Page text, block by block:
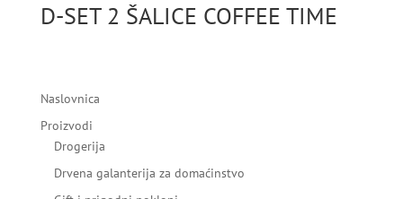
D-SET 2 ŠALICE COFFEE TIME
Naslovnica
Proizvodi
Drogerija
Drvena galanterija za domaćinstvo